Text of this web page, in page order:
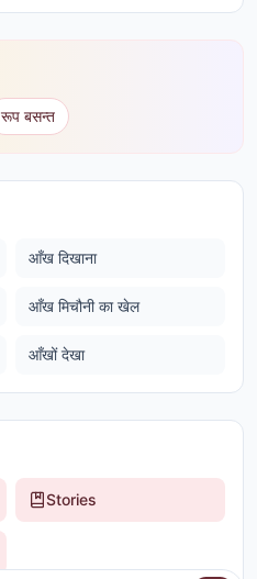
रूप बसन्त
आँख दिखाना
आँख मिचौनी का खेल
आँखों देखा
Stories